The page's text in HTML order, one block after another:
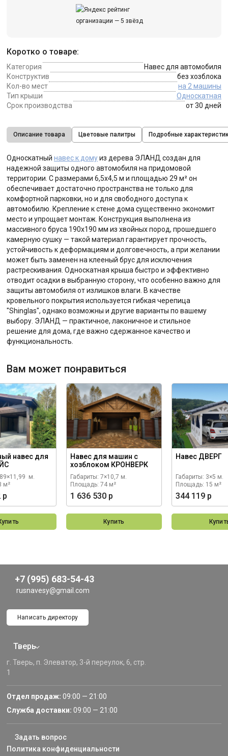
Коротко о товаре:
Категория
Навес для автомобиля
Конструктив
без хозблока
Кол-во мест
на 2 машины
Тип крыши
Односкатная
Срок производства
от 30 дней
Описание товара Цветовые палитры Подробные
Односкатный навес к домуиз дерева ЭЛАНД создан для
надежной защиты одного автомобиля на придомовой
территории. С размерами 6,5х4,5 м и площадью 29 м² он
обеспечивает достаточно пространства не только для
комфортной парковки, но и для свободного доступа к
автомобилю. Крепление к стене дома существенно экономит
место и упрощает монтаж. Конструкция выполнена из
массивного бруса 190х190 мм из хвойных пород, прошедшего
камерную сушку — такой материал гарантирует прочность,
устойчивость к деформациям и долговечность, а при желании
может быть заменен на клееный брус для исключения
растрескивания. Односкатная крыша быстро и эффективно
отводит осадки в выбранную сторону, что особенно важно для
защиты автомобиля от излишков влаги. В качестве
кровельного покрытия используется гибкая черепица
"Shinglas", однако возможны и другие варианты по вашему
выбору. ЭЛАНД — практичное, лаконичное и стильное
решение для дома, где важно сдержанное качество и
функциональность.
Вам может понравиться
навес для
м.
м²
р
Навес для машин с
хозблоком КРОНВЕРК
Габариты: 7×10,7 м.
Площадь: 74 м²
1 636 530 р
Купить
Навес ДВЕРГ
Габариты: 3×5 м.
Площадь: 15 м²
344 119 р
+7 (995) 683-54-43
rusnavesy@gmail.com
Написать директору
Тверь
г. Тверь, п. Элеватор, 3-й переулок, 6, стр.
1
Отдел продаж: 09:00 — 21:00
Служба доставки: 09:00 — 21:00
Задать вопрос
Политика конфиденциальности